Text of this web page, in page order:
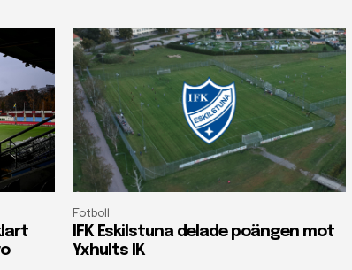
Fotboll
IFK Eskilstuna delade poängen mot
Yxhults IK